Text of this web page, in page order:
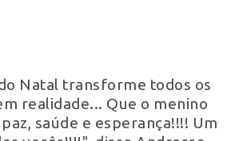
Natal transforme todos os
realidade... Que o menino
saúde e esperança!!!! Um